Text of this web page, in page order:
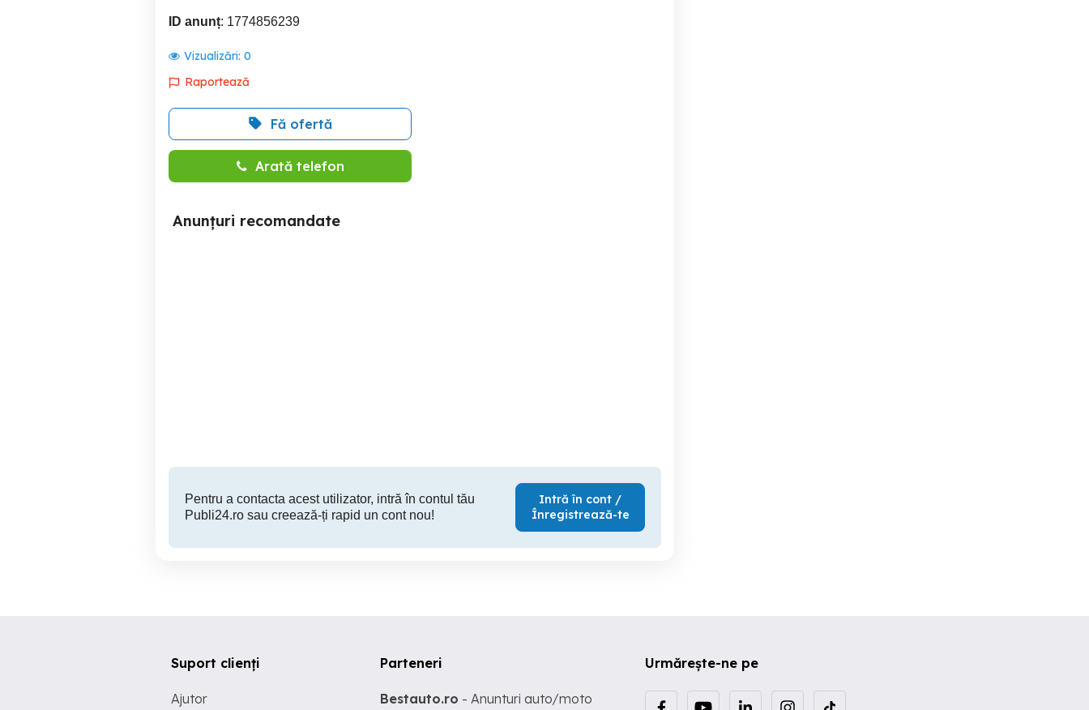
ID anunț: 1774856239
Vizualizări: 0
Raportează
Fă ofertă
Arată telefon
Anunțuri recomandate
Pentru a contacta acest utilizator, intră în contul tău
Publi24.ro sau creează-ți rapid un cont nou!
Intră în cont /
Înregistrează-te
Urmărește-ne pe
Suport clienți
Ajutor
Parteneri
Bestauto.ro - Anunturi auto/moto